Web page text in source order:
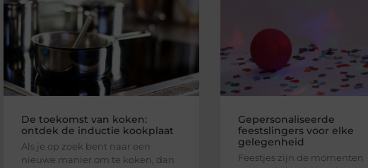
De toekomst van koken:
ontdek de inductie kookplaat
Als je op zoek bent naar een
nieuwe manier om te koken, dan
Gepersonaliseerde
feestslingers voor elke
gelegenheid
Feestjes zijn de momenten